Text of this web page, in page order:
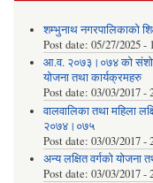
शम्भुनाथ नगरपालिकाको
Post date: 05/27/2025 -
आ.व. २०७३।०७४ को
योजना तथा कार्यक्रमहरु
Post date: 03/03/2017 -
वालवालिका तथा महिला
२०७४।०७५
Post date: 03/03/2017 -
अन्य लक्षित वर्गको
Post date: 03/03/2017 -